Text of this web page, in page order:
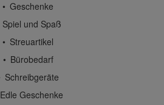
Geschenke
Spiel und Spaß
Streuartikel
Bürobedarf
Schreibgeräte
Edle Geschenke